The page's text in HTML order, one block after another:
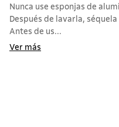
Nunca use esponjas de
Después de lavarla,
Antes de us...
Ver más